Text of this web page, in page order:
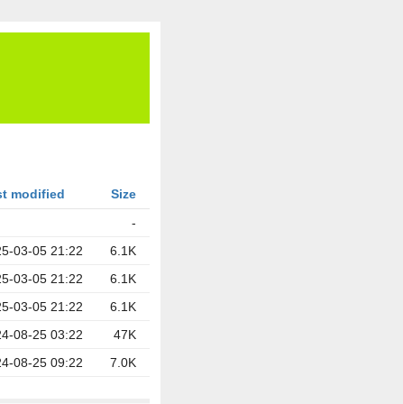
modified
Size
-
03-05 21:22
6.1K
03-05 21:22
6.1K
03-05 21:22
6.1K
08-25 03:22
47K
08-25 09:22 7.0K